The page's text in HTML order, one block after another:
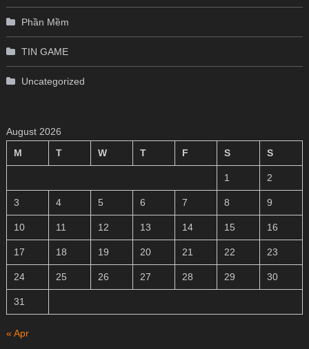
Phần Mềm
TIN GAME
Uncategorized
August 2026
M
T W T F S S
1 2
3 4 5 6 7 8 9
10 11 12 13 14 15 16
17 18 19 20 21 22 23
24 25 26 27 28 29 30
31
« Apr